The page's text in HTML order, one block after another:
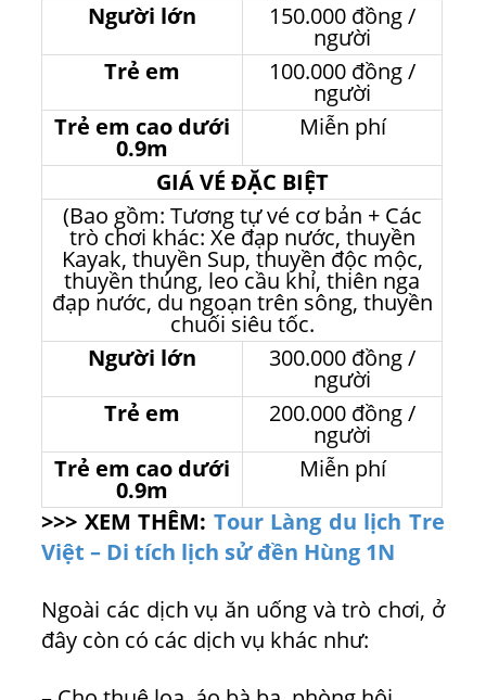
Người lớn
150.000 đồng /
người
Trẻ em
100.000 đồng /
người
Trẻ em cao dưới
0.9m
Miễn phí
GIÁ VÉ ĐẶC BIỆT
(Bao gồm: Tương tự vé cơ bản + Các
trò chơi khác: Xe đạp nước, thuyền
Kayak, thuyền Sup, thuyền độc mộc,
thuyền thúng, leo cầu khỉ, thiên nga
đạp nước, du ngoạn trên sông, thuyền
chuối siêu tốc.
Người lớn
300.000 đồng /
người
Trẻ em
200.000 đồng /
người
Trẻ em cao dưới
0.9m
Miễn phí
>>> XEM THÊM: Tour Làng du lịch Tre
Việt – Di tích lịch sử đền Hùng 1N
Ngoài các dịch vụ ăn uống và trò chơi, ở
đây còn có các dịch vụ khác như: